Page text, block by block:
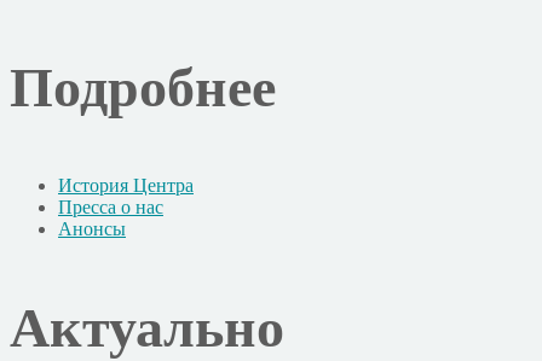
Подробнее
История Центра
Пресса о нас
Анонсы
Актуально